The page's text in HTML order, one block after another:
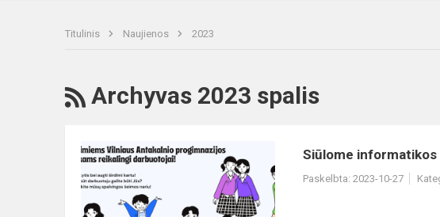
Titulinis Naujienos 2023
RSS
Archyvas 2023 spalis
Siūlome
informatikos
mokytojos(-
o)
Siūlome
Paskelbta: 2023-10-27